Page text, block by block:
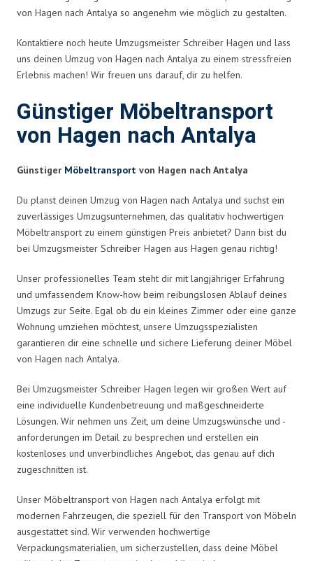
von Hagen nach Antalya so angenehm wie möglich zu gestalten.
Kontaktiere noch heute Umzugsmeister Schreiber Hagen und lass
uns deinen Umzug von Hagen nach Antalya zu einem stressfreien
Erlebnis machen! Wir freuen uns darauf, dir zu helfen.
Günstiger Möbeltransport
von Hagen nach Antalya
Günstiger Möbeltransport von Hagen nach Antalya
Du planst deinen Umzug von Hagen nach Antalya und suchst ein
zuverlässiges Umzugsunternehmen, das qualitativ hochwertigen
Möbeltransport zu einem günstigen Preis anbietet? Dann bist du
bei Umzugsmeister Schreiber Hagen aus Hagen genau richtig!
Unser professionelles Team steht dir mit langjähriger Erfahrung
und umfassendem Know-how beim reibungslosen Ablauf deines
Umzugs zur Seite. Egal ob du ein kleines Zimmer oder eine ganze
Wohnung umziehen möchtest, unsere Umzugsspezialisten
garantieren dir eine schnelle und sichere Lieferung deiner Möbel
von Hagen nach Antalya.
Bei Umzugsmeister Schreiber Hagen legen wir großen Wert auf
eine individuelle Kundenbetreuung und maßgeschneiderte
Lösungen. Wir nehmen uns Zeit, um deine Umzugswünsche und -
anforderungen im Detail zu besprechen und erstellen ein
kostenloses und unverbindliches Angebot, das genau auf dich
zugeschnitten ist.
Unser Möbeltransport von Hagen nach Antalya erfolgt mit
modernen Fahrzeugen, die speziell für den Transport von Möbeln
ausgestattet sind. Wir verwenden hochwertige
Verpackungsmaterialien, um sicherzustellen, dass deine Möbel